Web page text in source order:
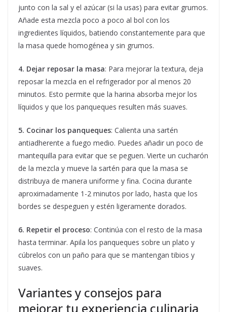
junto con la sal y el azúcar (si la usas) para evitar grumos.
Añade esta mezcla poco a poco al bol con los
ingredientes líquidos, batiendo constantemente para que
la masa quede homogénea y sin grumos.
4. Dejar reposar la masa: Para mejorar la textura, deja
reposar la mezcla en el refrigerador por al menos 20
minutos. Esto permite que la harina absorba mejor los
líquidos y que los panqueques resulten más suaves.
5. Cocinar los panqueques: Calienta una sartén
antiadherente a fuego medio. Puedes añadir un poco de
mantequilla para evitar que se peguen. Vierte un cucharón
de la mezcla y mueve la sartén para que la masa se
distribuya de manera uniforme y fina. Cocina durante
aproximadamente 1-2 minutos por lado, hasta que los
bordes se despeguen y estén ligeramente dorados.
6. Repetir el proceso: Continúa con el resto de la masa
hasta terminar. Apila los panqueques sobre un plato y
cúbrelos con un paño para que se mantengan tibios y
suaves.
Variantes y consejos para
mejorar tu experiencia culinaria